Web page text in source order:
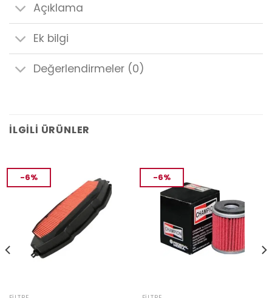
Açıklama
Ek bilgi
Değerlendirmeler (0)
İLGILI ÜRÜNLER
-6% -6%